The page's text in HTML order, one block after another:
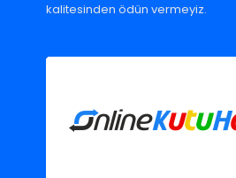
kalitesinden ödün vermeyiz.